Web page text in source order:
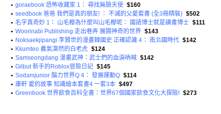
• goraebook 恐怖收藏家 1： 尋找無臉天使 $160
• seedbook 爸爸 我們是真的朋友! ： 不滅的父愛套書 (全3冊精裝) $502
• 名字真奇妙 1： 山毛櫸為什麼叫山毛櫸呢： 國語博士就是讀書博士 $111
• Woorinabi Publishing 走出巷弄 展開神奇的世界 $143
• Noksaekjipangi 李賢世的漫畫韓國史 正確認識 4： 南北國時代 $142
• Kkumteo 義氣凜然的白老虎 $124
• Samseongdang 漫畫武神：武士們的血淚吶喊 $142
• Gilbut 新手的Roblox冒險日記 $145
• Sodamjunior 腦力世界Q 4： 發展運動Q $114
• 康軒 愛的故事 知識繪本套書4 一套3本 $497
• Greenbook 世界飲食百科全書：世界67個國家飲食文化大探險! $273